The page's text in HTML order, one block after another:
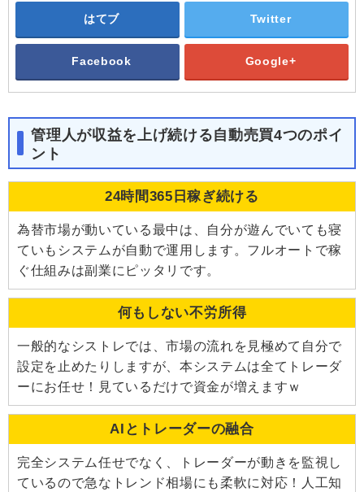
はてブ Twitter
Facebook Google+
管理人が収益を上げ続ける自動売買4つのポイ
ント
24時間365日稼ぎ続ける
為替市場が動いている最中は、自分が遊んでいても寝
ていもシステムが自動で運用します。フルオートで稼
ぐ仕組みは副業にピッタリです。
何もしない不労所得
一般的なシストレでは、市場の流れを見極めて自分で
設定を止めたりしますが、本システムは全てトレーダ
ーにお任せ！見ているだけで資金が増えますｗ
AIとトレーダーの融合
完全システム任せでなく、トレーダーが動きを監視し
ているので急なトレンド相場にも柔軟に対応！人工知